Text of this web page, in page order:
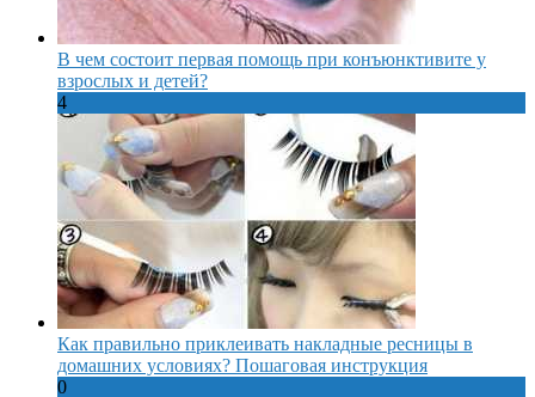
В чем состоит первая помощь при конъюнктивите у
взрослых и детей?
4
Как правильно приклеивать накладные ресницы в
домашних условиях? Пошаговая инструкция
0